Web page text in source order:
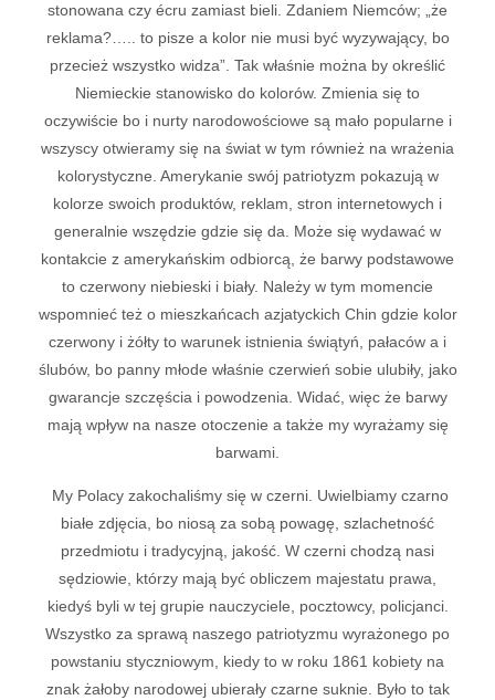
stonowana czy écru zamiast bieli. Zdaniem Niemców; „że
reklama?….. to pisze a kolor nie musi być wyzywający, bo
przecież wszystko widza”. Tak właśnie można by określić
Niemieckie stanowisko do kolorów. Zmienia się to
oczywiście bo i nurty narodowościowe są mało popularne i
wszyscy otwieramy się na świat w tym również na wrażenia
kolorystyczne. Amerykanie swój patriotyzm pokazują w
kolorze swoich produktów, reklam, stron internetowych i
generalnie wszędzie gdzie się da. Może się wydawać w
kontakcie z amerykańskim odbiorcą, że barwy podstawowe
to czerwony niebieski i biały. Należy w tym momencie
wspomnieć też o mieszkańcach azjatyckich Chin gdzie kolor
czerwony i żółty to warunek istnienia świątyń, pałaców a i
ślubów, bo panny młode właśnie czerwień sobie ulubiły, jako
gwarancje szczęścia i powodzenia. Widać, więc że barwy
mają wpływ na nasze otoczenie a także my wyrażamy się
barwami.
My Polacy zakochaliśmy się w czerni. Uwielbiamy czarno
białe zdjęcia, bo niosą za sobą powagę, szlachetność
przedmiotu i tradycyjną, jakość. W czerni chodzą nasi
sędziowie, którzy mają być obliczem majestatu prawa,
kiedyś byli w tej grupie nauczyciele, pocztowcy, policjanci.
Wszystko za sprawą naszego patriotyzmu wyrażonego po
powstaniu styczniowym, kiedy to w roku 1861 kobiety na
znak żałoby narodowej ubierały czarne suknie. Było to tak